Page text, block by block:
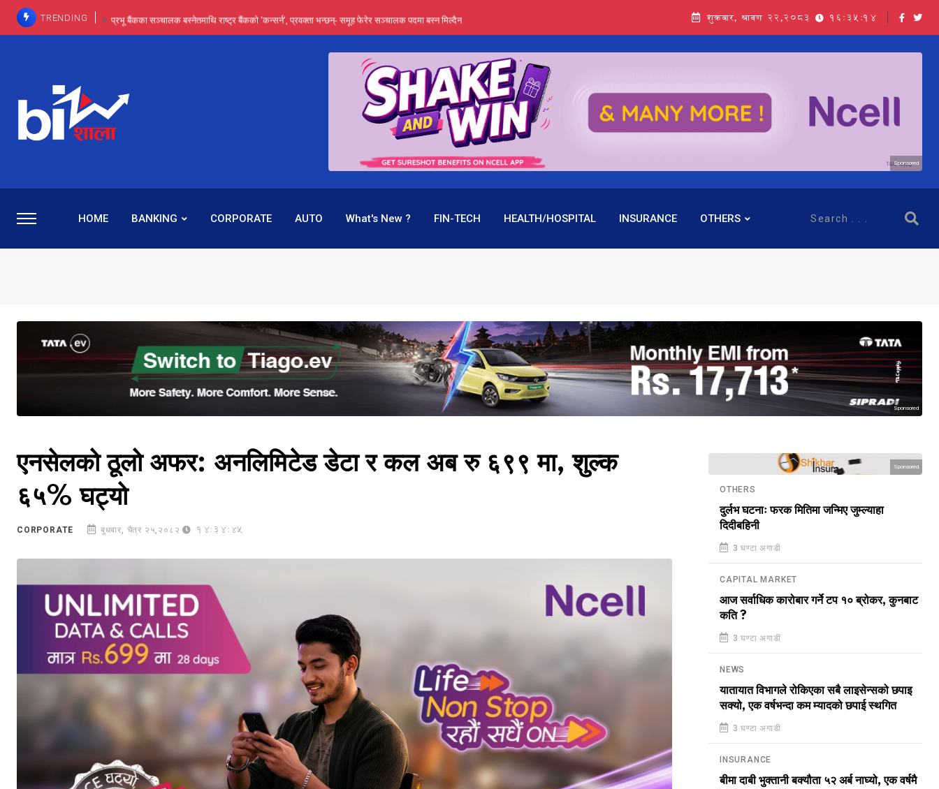
TRENDING प्रभू बैंकका सञ्चालक बस्नेतमाथि राष्ट्र बैंकको ‘कन्सर्न’, प्रवक्ता भन्छन्- समूह फेरेर सञ्चालक पदमा बस्न मिल्दैन
प्रभू बैंकमा सेञ्चुरीबाट आएका कर्मचारीमाथि हदैसम्मको विभेदः एउटै पदमा दुई थरि तलब, वर्षमै ९२ हजार घाटा !
कमाइमा गरिमाको दमदार छलाङ, सेयरधनीलाई २० प्रतिशत लाभांश दिने क्षमता
प्रभु बैंकमा रमिता : सर्वसाधारणबाट छिरेका बस्नेत संस्थापक बनेर निरन्तर, राष्ट्र बैंक किन मौन ?
शुक्रबार, श्रावण २२,२०८३ 16:35:15
Sponsored
HOME BANKING CORPORATE AUTO What's New ? FIN-TECH HEALTH/HOSPITAL INSURANCE OTHERS
Sponsored
एनसेलको ठूलो अफर: अनलिमिटेड डेटा र कल अब रु ६९९ मा, शुल्क
६५% घट्यो
CORPORATE बुधबार, चैत्र २५,२०८२ 14:34:45
Sponsored
OTHERS
दुर्लभ घटनाः फरक मितिमा जन्मिए जुम्ल्याहा
दिदीबहिनी
3 घण्टा अगाडी
CAPITAL MARKET
आज सर्वाधिक कारोबार गर्ने टप १० ब्रोकर, कुनबाट
कति ?
3 घण्टा अगाडी
NEWS
यातायात विभागले रोकिएका सबै लाइसेन्सको छपाइ
सक्यो, एक वर्षभन्दा कम म्यादको छपाई स्थगित
3 घण्टा अगाडी
INSURANCE
बीमा दाबी भुक्तानी बक्यौता ५२ अर्ब नाघ्यो, एक वर्षमै